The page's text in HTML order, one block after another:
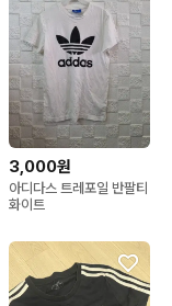
3,000원
아디다스 트레포일 반팔티
화이트